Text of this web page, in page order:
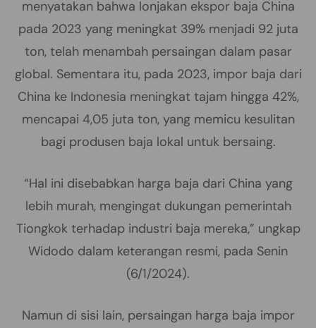
menyatakan bahwa lonjakan ekspor baja China
pada 2023 yang meningkat 39% menjadi 92 juta
ton, telah menambah persaingan dalam pasar
global. Sementara itu, pada 2023, impor baja dari
China ke Indonesia meningkat tajam hingga 42%,
mencapai 4,05 juta ton, yang memicu kesulitan
bagi produsen baja lokal untuk bersaing.
“Hal ini disebabkan harga baja dari China yang
lebih murah, mengingat dukungan pemerintah
Tiongkok terhadap industri baja mereka,” ungkap
Widodo dalam keterangan resmi, pada Senin
(6/1/2024).
Namun di sisi lain, persaingan harga baja impor